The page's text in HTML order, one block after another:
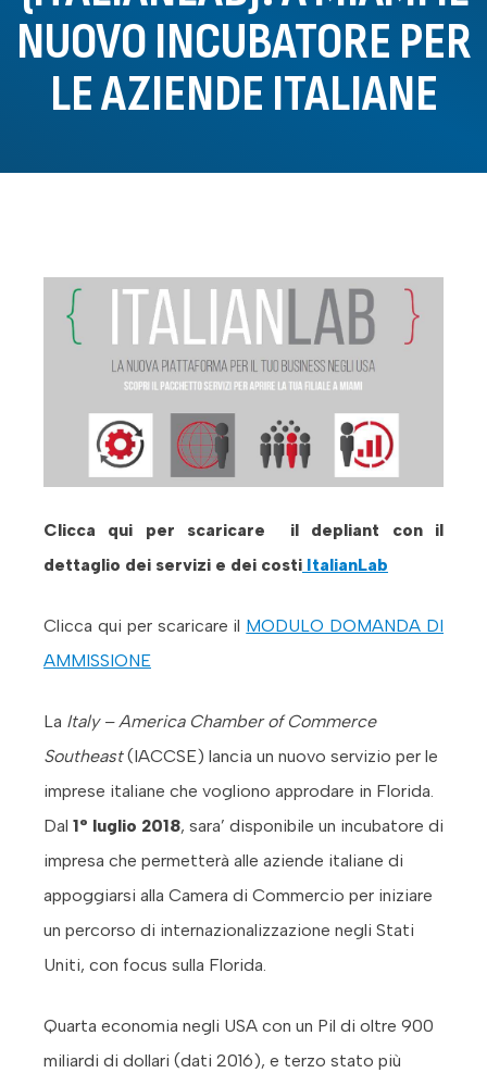
NUOVO INCUBATORE PER
LE AZIENDE ITALIANE
Clicca qui per scaricare il depliant con il
dettaglio dei servizi e dei costi ItalianLab
Clicca qui per scaricare il MODULO DOMANDA DI
AMMISSIONE
La Italy – America Chamber of Commerce
Southeast(IACCSE) lancia un nuovo servizio per le
imprese italiane che vogliono approdare in Florida.
Dal 1° luglio 2018, sara’ disponibile un incubatore di
impresa che permetterà alle aziende italiane di
appoggiarsi alla Camera di Commercio per iniziare
un percorso di internazionalizzazione negli Stati
Uniti, con focus sulla Florida.
Quarta economia negli USA con un Pil di oltre 900
miliardi di dollari (dati 2016), e terzo stato più